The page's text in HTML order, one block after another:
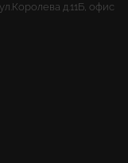
д.11Б, офис